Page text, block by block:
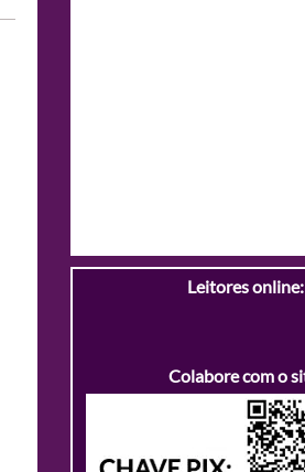
Leitores online:
Colabore com o